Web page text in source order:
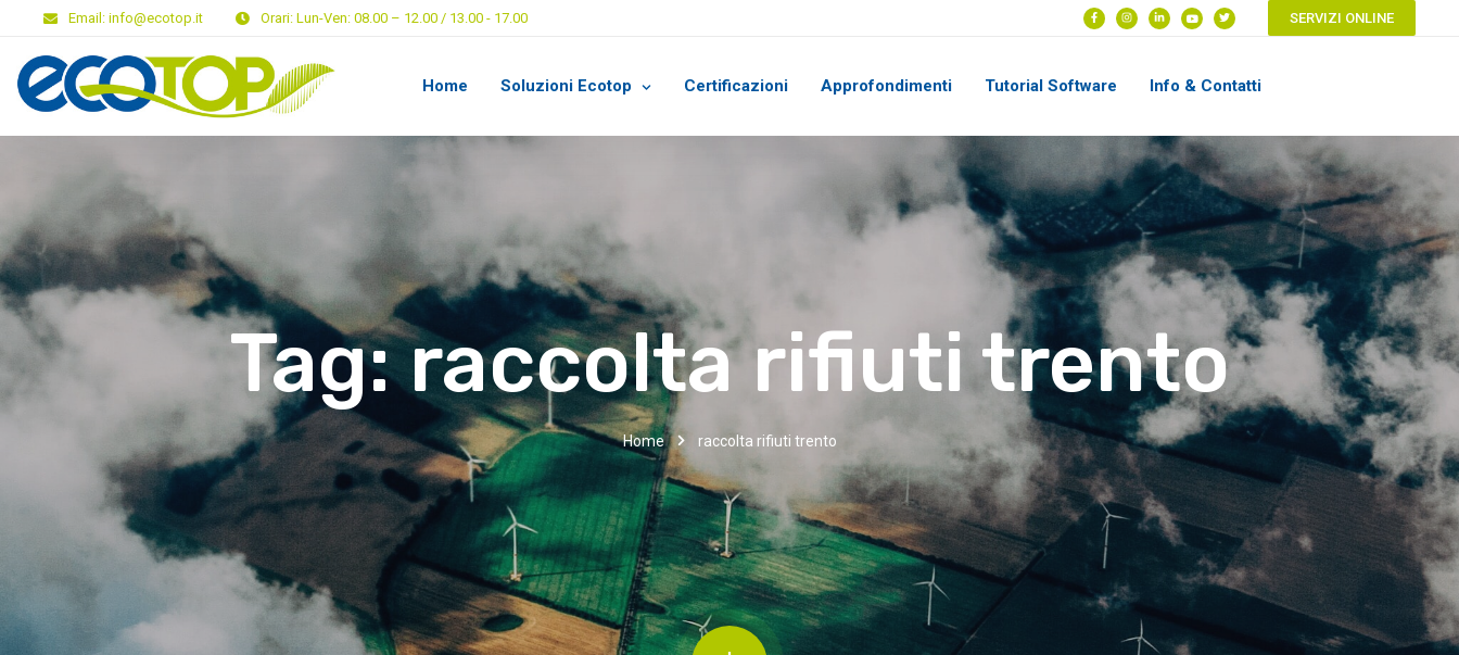
Email: info@ecotop.it Orari: Lun-Ven: 08.00 – 12.00 / 13.00 - 17.00 SERVIZI ONLINE
Home Soluzioni Ecotop Certificazioni Approfondimenti Tutorial Software Info & Contatti
Tag:raccolta rifiuti trento
Home raccolta rifiuti trento